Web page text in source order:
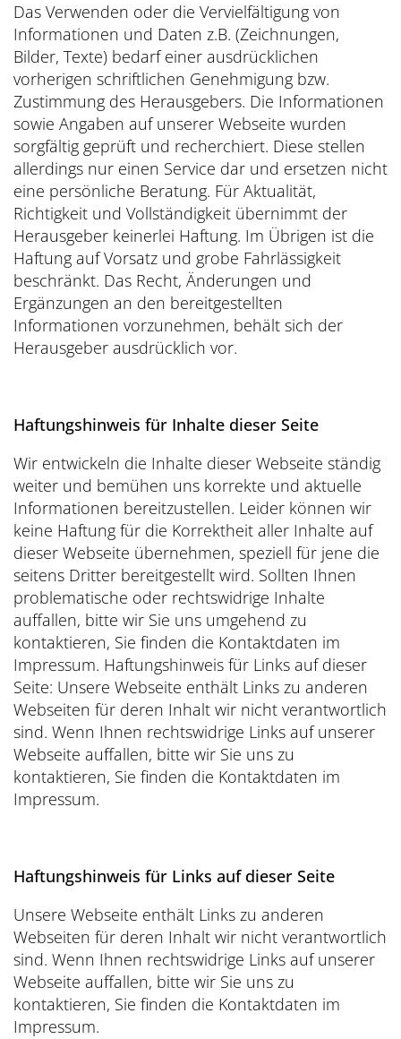
Das Verwenden oder die Vervielfältigung von
Informationen und Daten z.B. (Zeichnungen,
Bilder, Texte) bedarf einer ausdrücklichen
vorherigen schriftlichen Genehmigung bzw.
Zustimmung des Herausgebers. Die Informationen
sowie Angaben auf unserer Webseite wurden
sorgfältig geprüft und recherchiert. Diese stellen
allerdings nur einen Service dar und ersetzen nicht
eine persönliche Beratung. Für Aktualität,
Richtigkeit und Vollständigkeit übernimmt der
Herausgeber keinerlei Haftung. Im Übrigen ist die
Haftung auf Vorsatz und grobe Fahrlässigkeit
beschränkt. Das Recht, Änderungen und
Ergänzungen an den bereitgestellten
Informationen vorzunehmen, behält sich der
Herausgeber ausdrücklich vor.
Haftungshinweis für Inhalte dieser Seite
Wir entwickeln die Inhalte dieser Webseite ständig
weiter und bemühen uns korrekte und aktuelle
Informationen bereitzustellen. Leider können wir
keine Haftung für die Korrektheit aller Inhalte auf
dieser Webseite übernehmen, speziell für jene die
seitens Dritter bereitgestellt wird. Sollten Ihnen
problematische oder rechtswidrige Inhalte
auffallen, bitte wir Sie uns umgehend zu
kontaktieren, Sie finden die Kontaktdaten im
Impressum. Haftungshinweis für Links auf dieser
Seite: Unsere Webseite enthält Links zu anderen
Webseiten für deren Inhalt wir nicht verantwortlich
sind. Wenn Ihnen rechtswidrige Links auf unserer
Webseite auffallen, bitte wir Sie uns zu
kontaktieren, Sie finden die Kontaktdaten im
Impressum.
Haftungshinweis für Links auf dieser Seite
Unsere Webseite enthält Links zu anderen
Webseiten für deren Inhalt wir nicht verantwortlich
sind. Wenn Ihnen rechtswidrige Links auf unserer
Webseite auffallen, bitte wir Sie uns zu
kontaktieren, Sie finden die Kontaktdaten im
Impressum.